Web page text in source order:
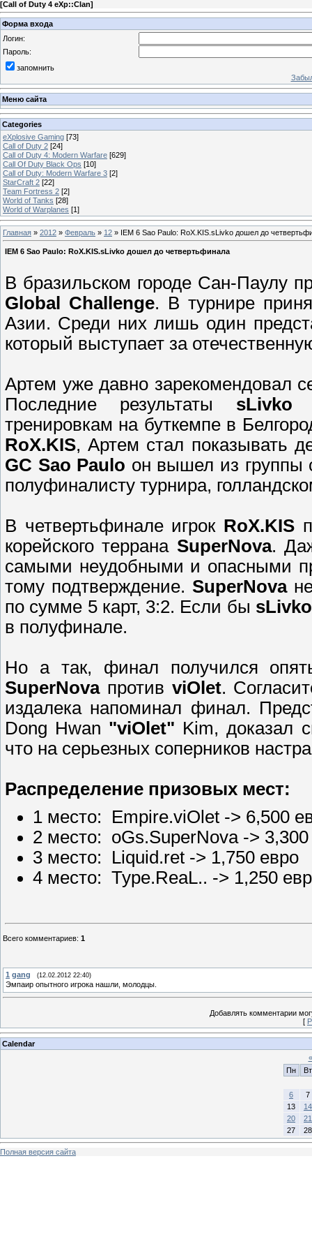
[Call of Duty 4 eXp::Clan]
Форма входа
Логин:
Пароль:
запомнить
Меню сайта
Categories
eXplosive Gaming [73]
Call of Duty 2 [24]
Call of Duty 4: Modern Warfare [629]
Call Of Duty Black Ops [10]
Call of Duty: Modern Warfare 3 [2]
StarCraft 2 [22]
Team Fortress 2 [2]
World of Tanks [28]
World of Warplanes [1]
Главная » 2012 » Февраль » 12 » IEM 6 Sao Paulo: RoX.KIS.sLivko дошел до
IEM 6 Sao Paulo: RoX.KIS.sLivko дошел до четвертьфинала
В бразильском городе Сан-Паулу
Global Challenge. В турнире
Азии. Среди них лишь один
который выступает за
Артем уже давно зарекомендовал
Последние результаты sLivko
тренировкам на буткемпе в
RoX.KIS, Артем стал показывать
GC Sao Paulo он вышел из группы
полуфиналисту турнира,
В четвертьфинале игрок RoX.KIS
корейского террана SuperNova.
самыми неудобными и опасными
тому подтверждение. SuperNovaне
по сумме 5 карт, 3:2. Если бы sLivko
в полуфинале.
Но а так, финал получился
SuperNovaпротив viOlet.
издалека напоминал финал.
Dong Hwan "viOlet" Kim, доказал
что на серьезных соперников
Распределение призовых мест:
1 место:
Empire.viOlet -> 6,500
2 место:
oGs.SuperNova ->
3 место:
Liquid.ret -> 1,750 евро
4 место: Type.ReaL.. -> 1,250
Всего комментариев: 1
1 gang (12.02.2012 22:40)
Эмпаир опытного игрока нашли, молодцы.
Добавлять комментарии
[
Calendar
«
Пн
Вт
6
7
13
14
20
21
27
28
Полная версия сайта